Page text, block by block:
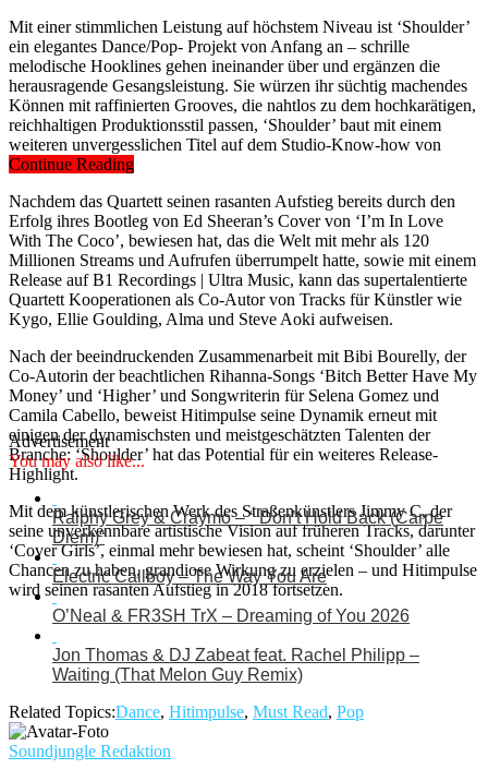
Mit einer stimmlichen Leistung auf höchstem Niveau ist ‘Shoulder’
ein elegantes Dance/Pop- Projekt von Anfang an – schrille
melodische Hooklines gehen ineinander über und ergänzen die
herausragende Gesangsleistung. Sie würzen ihr süchtig machendes
Können mit raffinierten Grooves, die nahtlos zu dem hochkarätigen,
reichhaltigen Produktionsstil passen, ‘Shoulder’ baut mit einem
weiteren unvergesslichen Titel auf dem Studio-Know-how von
Hitimpulse auf.
Nachdem das Quartett seinen rasanten Aufstieg bereits durch den
Erfolg ihres Bootleg von Ed Sheeran’s Cover von ‘I’m In Love
With The Coco’, bewiesen hat, das die Welt mit mehr als 120
Millionen Streams und Aufrufen überrumpelt hatte, sowie mit einem
Release auf B1 Recordings | Ultra Music, kann das supertalentierte
Quartett Kooperationen als Co-Autor von Tracks für Künstler wie
Kygo, Ellie Goulding, Alma und Steve Aoki aufweisen.
Nach der beeindruckenden Zusammenarbeit mit Bibi Bourelly, der
Co-Autorin der beachtlichen Rihanna-Songs ‘Bitch Better Have My
Money’ und ‘Higher’ und Songwriterin für Selena Gomez und
Camila Cabello, beweist Hitimpulse seine Dynamik erneut mit
einigen der dynamischsten und meistgeschätzten Talenten der
Branche: ‘Shoulder’ hat das Potential für ein weiteres Release-
Highlight.
Mit dem künstlerischen Werk des Straßenkünstlers Jimmy C, der
seine unverkennbare artistische Vision auf früheren Tracks, darunter
‘Cover Girls’, einmal mehr bewiesen hat, scheint ‘Shoulder’ alle
Chancen zu haben, grandiose Wirkung zu erzielen – und Hitimpulse
wird seinen rasanten Aufstieg in 2018 fortsetzen.
Continue Reading
Advertisement
You may also like...
Ralphy Grey & Craymo – “ Don’t Hold Back (Carpe
Diem)“
Electric Callboy – The Way You Are
O’Neal & FR3SH TrX – Dreaming of You 2026
Jon Thomas & DJ Zabeat feat. Rachel Philipp –
Waiting (That Melon Guy Remix)
Related Topics:Dance, Hitimpulse, Must Read, Pop
Soundjungle Redaktion